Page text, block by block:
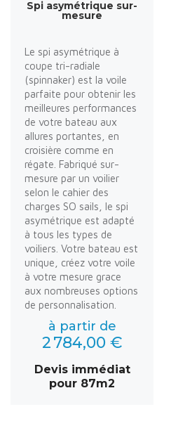
Spi asymétrique sur-
mesure
Le spi asymétrique à
coupe tri-radiale
(spinnaker) est la voile
parfaite pour obtenir les
meilleures performances
de votre bateau aux
allures portantes, en
croisière comme en
régate. Fabriqué sur-
mesure par un voilier
selon le cahier des
charges SO sails, le spi
asymétrique est adapté
à tous les types de
voiliers. Votre bateau est
unique, créez votre voile
à votre mesure grace
aux nombreuses options
de personnalisation.
à partir de
2 784,00 €
Devis immédiat
pour 87m2